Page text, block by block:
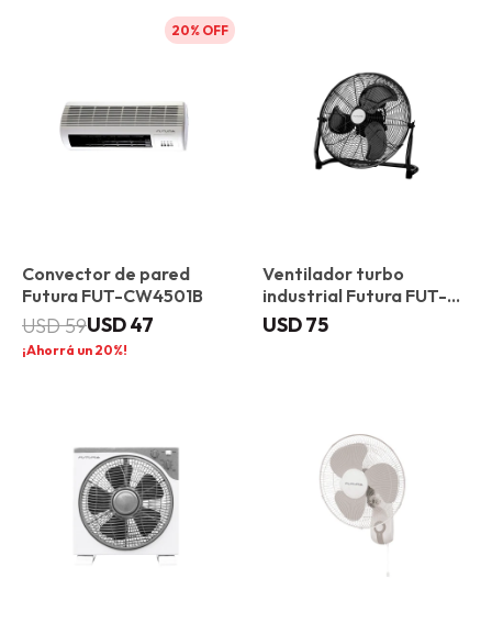
20
Convector de pared
Futura FUT-CW4501B
USD47
USD59
20
Ventilador turbo
industrial Futura FUT-
TI50-US
USD75